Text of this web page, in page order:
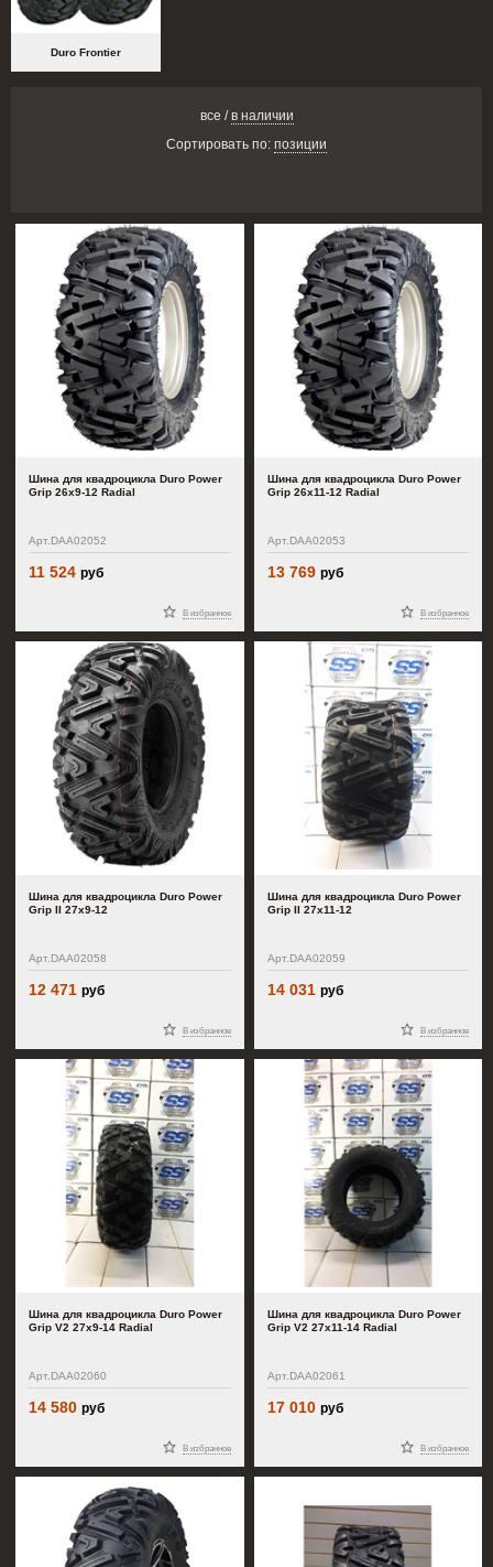
Duro Frontier
все /в наличии
Сортировать по: позиции
Шина для квадроцикла Duro Power
Grip 26x9-12 Radial
Арт.DAA02052
11 524руб
В избранное
Шина для квадроцикла Duro Power
Grip 26x11-12 Radial
Арт.DAA02053
13 769 руб
В избранное
Шина для квадроцикла Duro Power
Grip II 27x9-12
Арт.DAA02058
12 471руб
В избранное
Шина для квадроцикла Duro Power
Grip II 27x11-12
Арт.DAA02059
14 031 руб
В избранное
Шина для квадроцикла Duro Power
Grip V2 27x9-14 Radial
Арт.DAA02060
14 580руб
В избранное
Шина для квадроцикла Duro Power
Grip V2 27x11-14 Radial
Арт.DAA02061
17 010 руб
В избранное